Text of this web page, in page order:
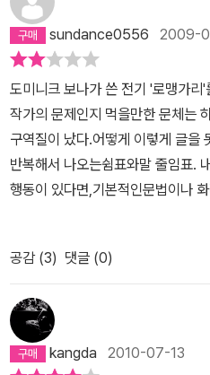
sundance0556 2009-
도미니크 보나가 쓴 전기 '로맹가리
작가의 문제인지 먹을만한 문체는
구역질이 났다.어떻게 이렇게 글을
반복해서 나오는쉼표와말 줄임표.
행동이 있다면,기본적인문법이나
와 같은 생략의 밥상도차려놓지 않
분명, 첫째로 글자가 차지할 수 있는
행위로써 신성한 글에 대한 모독이
로 중간에 토막내버려 호흡곤란을
신경쓰라고 하는 것이다. 쉼표와 말
듯이 웅변조로 자신의 작품을 읊는
공감 (3) 댓글 (0)
kangda 2010-07-13